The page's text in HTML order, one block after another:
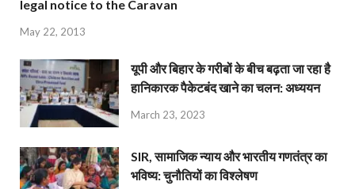
legal notice to the Caravan
May 22, 2013
यूपी और बिहार के गरीबों के बीच बढ़ता जा रहा है
हानिकारक पैकेटबंद खाने का चलन: अध्ययन
March 23, 2023
SIR, सामाजिक न्याय और भारतीय गणतंत्र का
भविष्य: चुनौतियों का विश्लेषण